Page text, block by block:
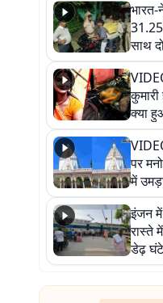
भारत-
साथ
जब्त
क्या
पर
में
इंजन में
रास्ते
डेढ़